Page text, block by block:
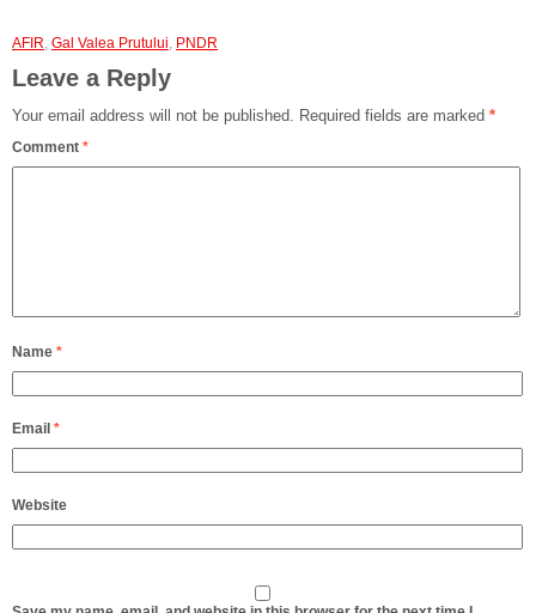
AFIR, Gal Valea Prutului, PNDR
Leave a Reply
Your email address will not be published. Required fields are marked *
Comment *
Name *
Email *
Website